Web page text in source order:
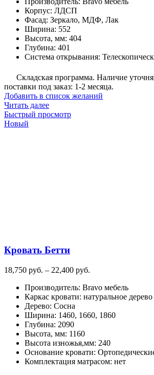
Корпус: ЛДСП
Фасад: Зеркало, МДФ, Лак
Ширина: 552
Высота, мм: 404
Глубина: 401
Система открывания:
Складская программа. Наличие
поставки под заказ: 1-2 месяца.
Добавить в список желаний
Читать далее
Быстрый просмотр
Новый
Кровать Бетти
18,750 руб. – 22,400 руб.
18,750
руб.
22,400
Производитель: Bravo мебель
Каркас кровати: натуральное дерево
Дерево: Сосна
Ширина: 1460, 1660, 1860
Глубина: 2090
Высота, мм: 1160
Высота изножья,мм: 240
Основание кровати:
Комплектация матрасом: нет